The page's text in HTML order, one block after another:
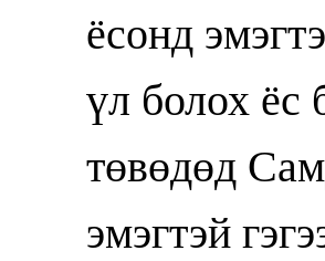
ёсонд
үл болох
төвөдөд
эмэгтэй